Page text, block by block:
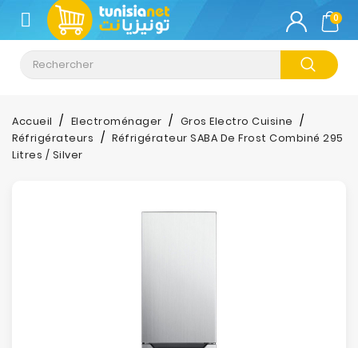
CATÉGORIE
Climatisation
Informatique
Téléphonie
0
Accueil Electroménager
Gros Electro Cuisine
Réfrigérateurs
Réfrigérateur SABA De Frost Combiné 295
Litres / Silver